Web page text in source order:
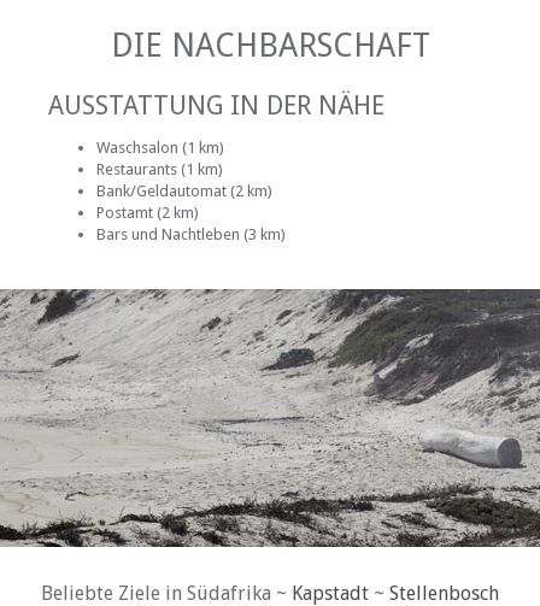
DIE NACHBARSCHAFT
AUSSTATTUNG IN DER NÄHE
Waschsalon (1 km)
Restaurants (1 km)
Bank/Geldautomat (2 km)
Postamt (2 km)
Bars und Nachtleben (3 km)
Beliebte Ziele in Südafrika ~ Kapstadt ~ Stellenbosch